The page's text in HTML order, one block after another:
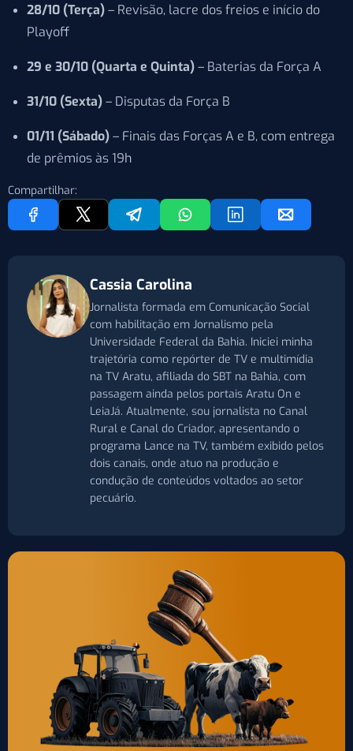
28/10 (Terça)– Revisão, lacre dos freios e início do
Playoff
29 e 30/10 (Quarta e Quinta)– Baterias da Força A
31/10 (Sexta)– Disputas da Força B
01/11 (Sábado)– Finais das Forças A e B, com entrega
de prêmios às 19h
Compartilhar:
Cassia Carolina
Jornalista formada em Comunicação Social
com habilitação em Jornalismo pela
Universidade Federal da Bahia. Iniciei minha
trajetória como repórter de TV e multimídia
na TV Aratu, afiliada do SBT na Bahia, com
passagem ainda pelos portais Aratu On e
LeiaJá. Atualmente, sou jornalista no Canal
Rural e Canal do Criador, apresentando o
programa Lance na TV, também exibido pelos
dois canais, onde atuo na produção e
condução de conteúdos voltados ao setor
pecuário.